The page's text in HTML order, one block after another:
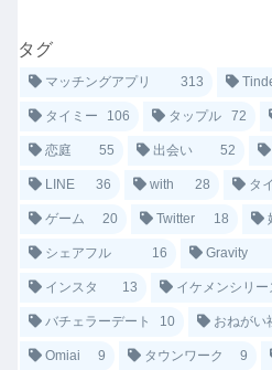
タグ
マッチングアプリ 313
タイミー 106 タップル 72
恋庭 55 出会い 52
LINE 36 with 28 タ
ゲーム 20 Twitter 18
シェアフル 16 Gravity
インスタ 13 イケメンシリー
バチェラーデート 10 おねがい
Omiai 9 タウンワーク 9